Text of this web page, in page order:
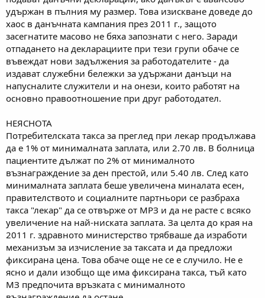
удържан в пълния му размер. Това изискване доведе до
хаос в данъчната кампания през 2011 г., защото
засегнатите масово не бяха запознати с него. Заради
отпадането на декларациите при тези групи обаче се
въвеждат нови задължения за работодателите - да
издават служебни бележки за удържани данъци на
напусналите служители и на онези, които работят на
основно правоотношение при друг работодател.
НЕЯСНОТА
Потребителската такса за преглед при лекар продължава
да е 1% от минималната заплата, или 2.70 лв. В болница
пациентите дължат по 2% от минималното
възнаграждение за ден престой, или 5.40 лв. След като
минималната заплата беше увеличена миналата есен,
правителството и социалните партньори се разбраха
такса "лекар" да се отвърже от МРЗ и да не расте с всяко
увеличение на най-ниската заплата. За целта до края на
2011 г. здравното министерство трябваше да изработи
механизъм за изчисление за таксата и да предложи
фиксирана цена. Това обаче още не се е случило. Не е
ясно и дали изобщо ще има фиксирана такса, тъй като
МЗ предпочита връзката с минималното